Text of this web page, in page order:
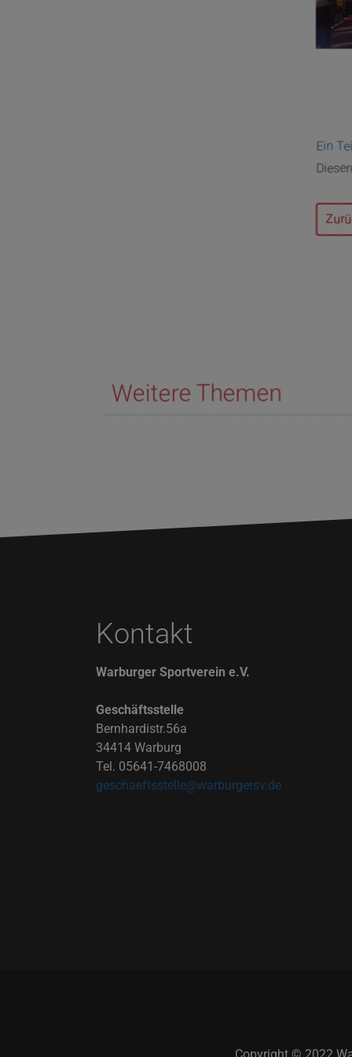
Ein
Weitere Themen
Kontakt
Warburger Sportverein e.V.
Geschäftsstelle
Bernhardistr.56a
34414 Warburg
Tel. 05641-7468008
geschaeftsstelle@warburgersv.de